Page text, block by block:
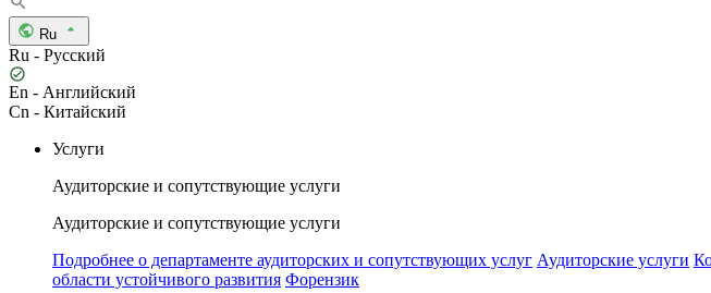
Ru
Ru - Русский
En - Английский
Cn - Китайский
Услуги
Аудиторские и сопутствующие услуги
Аудиторские и сопутствующие услуги
Подробнее о департаменте аудиторских и сопутствующих услуг Аудиторские услуги
области устойчивого развития Форензик